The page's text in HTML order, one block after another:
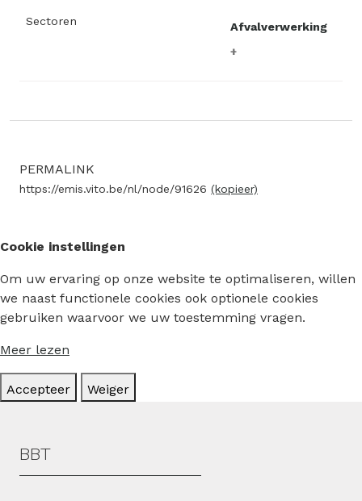
Sectoren Afvalverwerking
PERMALINK
https://emis.vito.be/nl/node/91626 (kopieer)
Cookie instellingen
Om uw ervaring op onze website te optimaliseren, willen
we naast functionele cookies ook optionele cookies
gebruiken waarvoor we uw toestemming vragen.
Meer lezen
Accepteer Weiger
Hoofdmenu
BBT